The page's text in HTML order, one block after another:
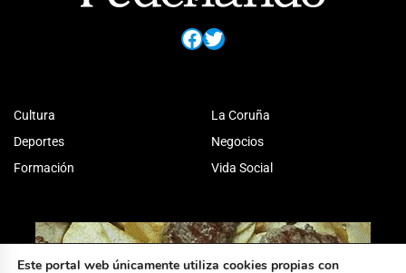
Facebook
Twitter
Cultura
Deportes
Formación
La Coruña
Negocios
Vida Social
Este portal web únicamente utiliza cookies propias con